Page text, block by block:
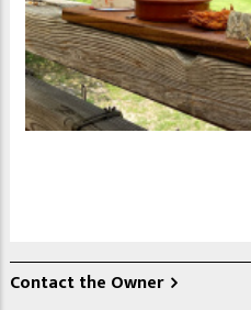
Contact the Owner